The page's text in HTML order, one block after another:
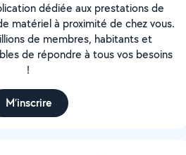
dédiée aux prestations de
matériel à proximité de chez vous.
de membres, habitants et
de répondre à tous vos besoins
!
M’inscrire